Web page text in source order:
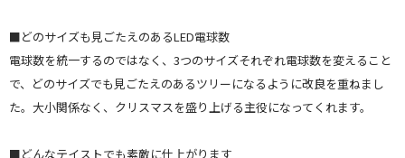
■どのサイズも見ごたえのあるLED電球数
電球数を統一するのではなく、3つのサイズそれぞれ電球数を変えること
で、どのサイズでも見ごたえのあるツリーになるように改良を重ねまし
た。大小関係なく、クリスマスを盛り上げる主役になってくれます。
■どんなテイストでも素敵に仕上がります